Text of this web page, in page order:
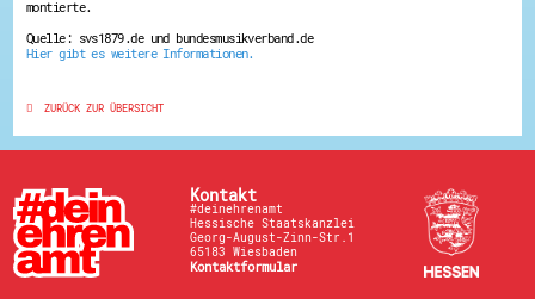
Downloads
Kontakt
Barriere melden
montierte.
Quelle: svs1879.de und bundesmusikverband.de
Hier gibt es weitere Informationen.
ZURÜCK ZUR ÜBERSICHT
Kontakt
#deinehrenamt
Hessische Staatskanzlei
Georg-August-Zinn-Str.1
65183 Wiesbaden
Kontaktformular